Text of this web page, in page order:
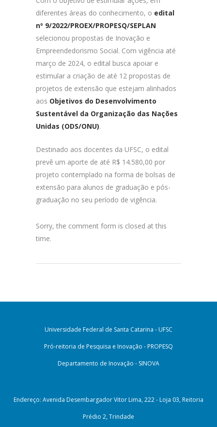
diferentes áreas do conhecimento, o edital
nº 9/2022/PROEX/PROPESQ/SEPLAN
selecionou propostas de Inovação e
Empreendedorismo Social. Com vigência até
março de 2024, o edital busca apoiar e
estimular a criação de até 12 propostas de
projetos de extensão que estejam alinhados
aos Objetivos do Desenvolvimento
Sustentável da Organização das Nações
Unidas (ODS/ONU).
Destinado aos docentes da UFSC, o edital
prevê um aporte de até R$ 14.580,00 por
projeto contemplado na forma de bolsas de
extensão para alunos de graduação e pós-
graduação no seu período de vigência.
Sorry, the comment form is closed at this
time.
Universidade Federal de Santa Catarina - UFSC
Pró-reitoria de Pesquisa e Inovação - PROPESQ
Departamento de Inovação - SINOVA
Endereço: Avenida Desembargador Vitor Lima, 222 - Loja 03, Reitoria
Prédio 2, Trindade